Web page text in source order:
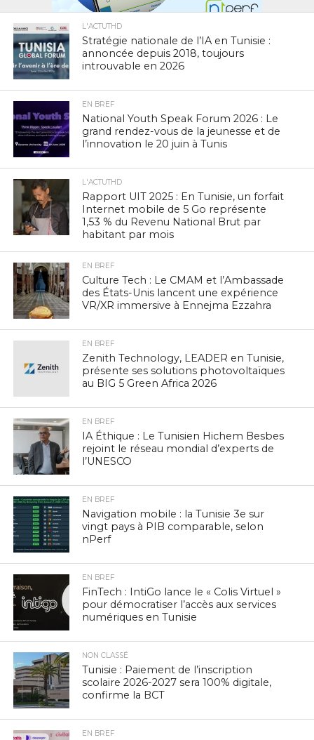
L'ACTUTHD
Stratégie nationale de l’IA en Tunisie :
annoncée depuis 2018, toujours
introuvable en 2026
EN BREF
National Youth Speak Forum 2026 : Le
grand rendez-vous de la jeunesse et de
l’innovation le 20 juin à Tunis
L'ACTUTHD
Rapport UIT 2025 : En Tunisie, un forfait
Internet mobile de 5 Go représente
1,53 % du Revenu National Brut par
habitant par mois
EN BREF
Culture Tech : Le CMAM et l’Ambassade
des États-Unis lancent une expérience
VR/XR immersive à Ennejma Ezzahra
EN BREF
Zenith Technology, LEADER en Tunisie,
présente ses solutions photovoltaïques
au BIG 5 Green Africa 2026
EN BREF
IA Éthique : Le Tunisien Hichem Besbes
rejoint le réseau mondial d’experts de
l’UNESCO
EN BREF
Navigation mobile : la Tunisie 3e sur
vingt pays à PIB comparable, selon
nPerf
EN BREF
FinTech : IntiGo lance le « Colis Virtuel »
pour démocratiser l’accès aux services
numériques en Tunisie
NON CLASSÉ
Tunisie : Paiement de l’inscription
scolaire 2026-2027 sera 100% digitale,
confirme la BCT
EN BREF